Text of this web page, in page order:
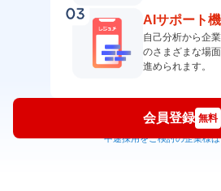
AIサポート
自己分析から企
のさまざまな場
進められます。
会員登録 無料
中途採用をご検討の企業様